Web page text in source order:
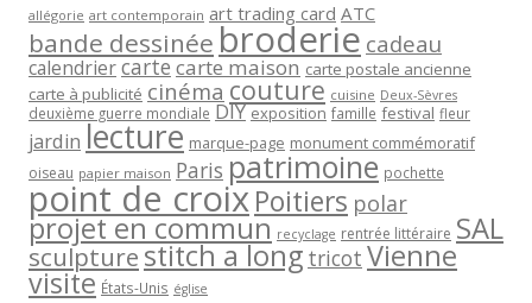
allégorie art contemporain art trading card ATC
bande dessinée broderie cadeau
calendriercartecarte maison carte postale ancienne
carte à publicité cinéma couture cuisine Deux-Sèvres
deuxième guerre mondiale DIY exposition famille festival fleur
jardin lecture marque-page monument commémoratif
oiseau papier maison Paris patrimoine pochette
point de croixPoitiers polar
projet en commun recyclage rentrée littéraire SAL
sculpturestitch a long tricot Vienne
visite États-Unis église